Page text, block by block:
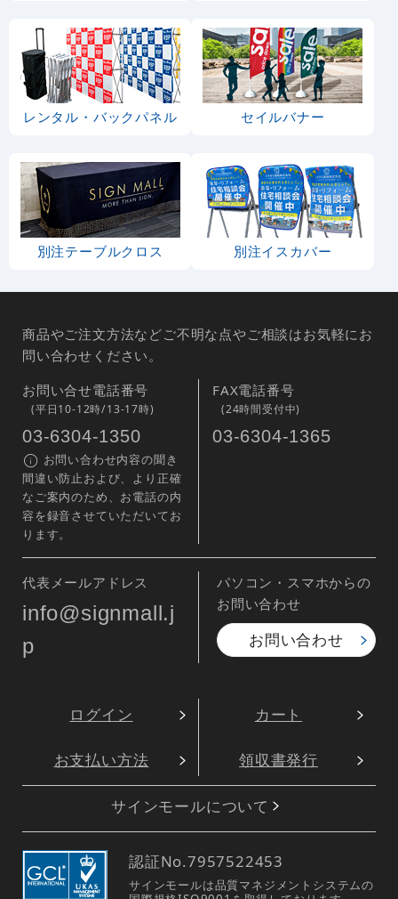
レンタル・バックパネル セイルバナー
別注テーブルクロス 別注イスカバー
商品やご注文方法などご不明な点やご相談はお気軽にお
問い合わせください。
お問い合せ電話番号
(平日10-12時/13-17時)
03-6304-1350
お問い合わせ内容の聞き
間違い防止および、より正確
なご案内のため、お電話の内
容を録音させていただいてお
ります。
FAX電話番号
(24時間受付中)
03-6304-1365
代表メールアドレス
info@signmall.j
p
パソコン・スマホからの
お問い合わせ
お問い合わせ
ログイン カート
お支払い方法 領収書発行
サインモールについて
認証No.7957522453
サインモールは品質マネジメントシステムの